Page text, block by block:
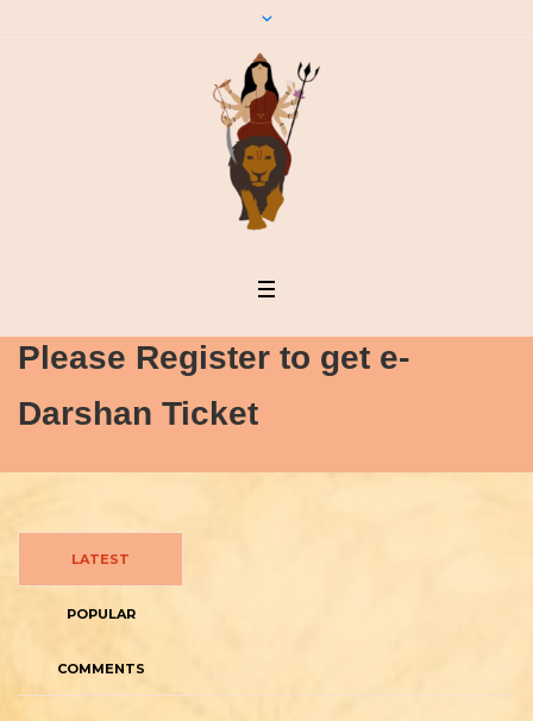
Please Register to get e-
Darshan Ticket
LATEST
POPULAR
COMMENTS